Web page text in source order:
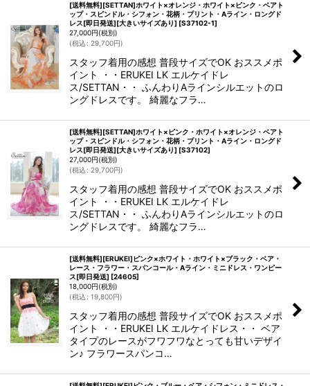
[送料無料][SETTAN]ホワイト×オレンジ・ホワイト×ピンク・ベアト
ップ・スピンドル・シフォン・花柄・プリント・Aライン・ロングド
レス[即日発送][大きいサイズあり] [S37102-1]
27,000円(税別)
(税込: 29,700円)
スタッフ着用の感想 普段サイズでOK おススメポ
イント ・・ERUKEI LK エルケイドレ
ス/SETTAN・・ ふんわりAラインシルエットのロ
ングドレスです。 綺麗なフラ…
[送料無料][SETTAN]ホワイト×ピンク・ホワイト×オレンジ・ベアト
ップ・スピンドル・シフォン・花柄・プリント・Aライン・ロングド
レス[即日発送][大きいサイズあり] [S37102]
27,000円(税別)
(税込: 29,700円)
スタッフ着用の感想 普段サイズでOK おススメポ
イント ・・ERUKEI LK エルケイドレ
ス/SETTAN・・ ふんわりAラインシルエットのロ
ングドレスです。 綺麗なフラ…
[送料無料][ERUKEI]ピンク×ホワイト・ホワイト×ブラック・ベア・
レース・フラワー・スパンコール・Aライン・ミニドレス・ワンピー
ス[即日発送] [24605]
18,000円(税別)
(税込: 19,800円)
スタッフ着用の感想 普段サイズでOK おススメポ
イント ・・ERUKEI LK エルケイドレス・・ ベア
タイプのレースがフワフワなとっても甘いデザイ
ン♪ フラワースパンコ…